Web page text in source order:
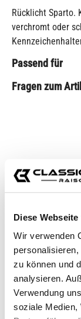
Diese
Wir verwenden
zu können und
analysieren.
Verwendung
soziale Medien,
Rücklicht Sparto.
verchromt oder
Passend für
Fragen zum